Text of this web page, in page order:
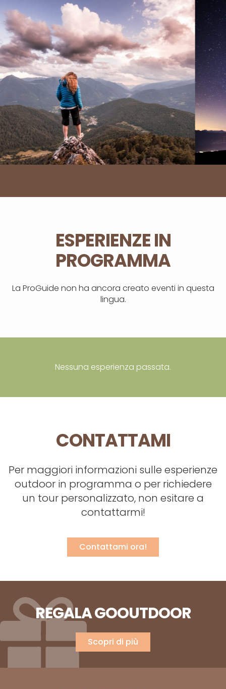
ESPERIENZE IN
PROGRAMMA
La ProGuide non ha ancora creato eventi in questa
lingua.
Nessuna esperienza passata.
CONTATTAMI
Per maggiori informazioni sulle esperienze
outdoor in programma o per richiedere
un tour personalizzato, non esitare a
contattarmi!
Contattami ora!
REGALA GOOUTDOOR
Scopri di più